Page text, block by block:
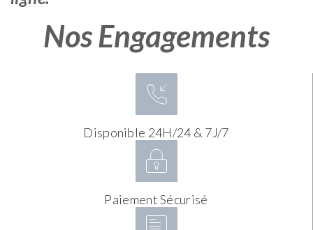
Nos Engagements
Disponible 24H/24 & 7J/7
Paiement Sécurisé